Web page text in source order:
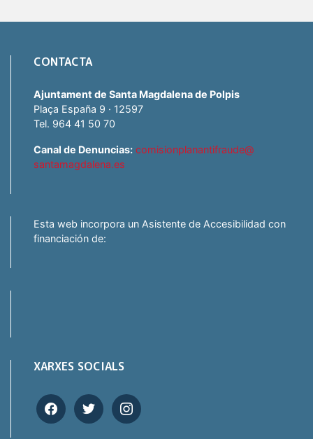
CONTACTA
Ajuntament de Santa Magdalena de Polpis
Plaça España 9 · 12597
Tel. 964 41 50 70
Canal de Denuncias: comisionplanantifraude@
santamagdalena.es
Esta web incorpora un Asistente de Accesibilidad con
financiación de:
XARXES SOCIALS
facebooktwitter instagram